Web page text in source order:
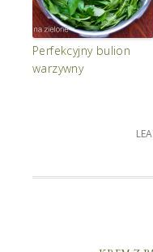
Perfekcyjny bulion
warzywny